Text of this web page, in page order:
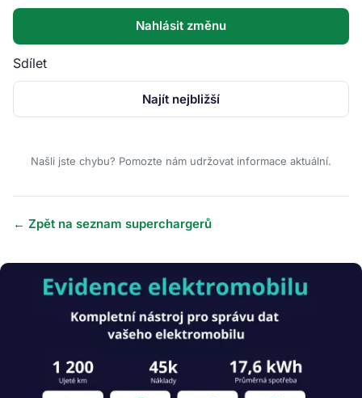
Nahlásit změnu
Sdílet
Najít nejbližší
Našli jste chybu? Pomozte nám udržovat informace aktuální.
← Zpět na seznam superchargerů
Obrázek